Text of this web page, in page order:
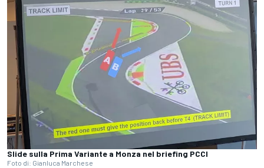
Slide sulla Prima Variante a Monza nel briefing PCCI
Foto di: Gianluca Marchese